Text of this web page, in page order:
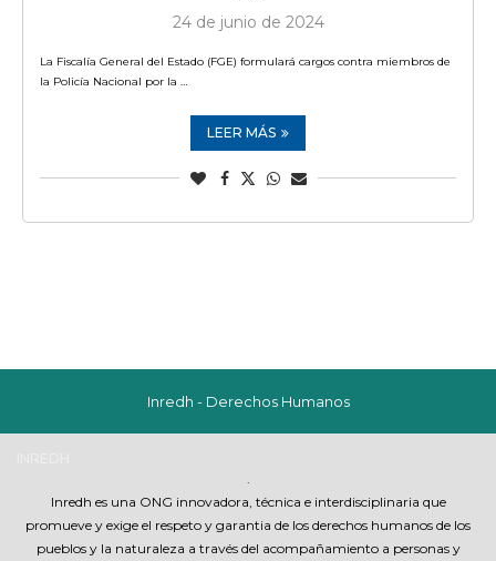
24 de junio de 2024
La Fiscalía General del Estado (FGE) formulará cargos contra miembros de
la Policía Nacional por la …
LEER MÁS
Inredh - Derechos Humanos
Inredh es una ONG innovadora, técnica e interdisciplinaria que
promueve y exige el respeto y garantia de los derechos humanos de los
pueblos y la naturaleza a través del acompañamiento a personas y